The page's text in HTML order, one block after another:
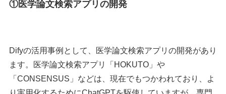
①医学論文検索アプリの開発
Difyの活用事例として、医学論文検索アプリの開発があり
ます。医学論文検索アプリ「HOKUTO」や
「CONSENSUS」などは、現在でもつかわれており、よ